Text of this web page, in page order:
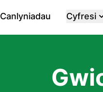
Canlyniadau Cyfresi